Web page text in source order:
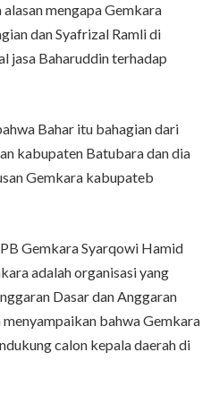
mengapa Gemkara
dan Syafrizal Ramli di
jasa Baharuddin terhadap
Bahar itu bahagian dari
kabupaten Batubara dan dia
Gemkara kabupateb
Gemkara Syarqowi Hamid
adalah organisasi yang
Dasar dan Anggaran
menyampaikan bahwa Gemkara
calon kepala daerah di